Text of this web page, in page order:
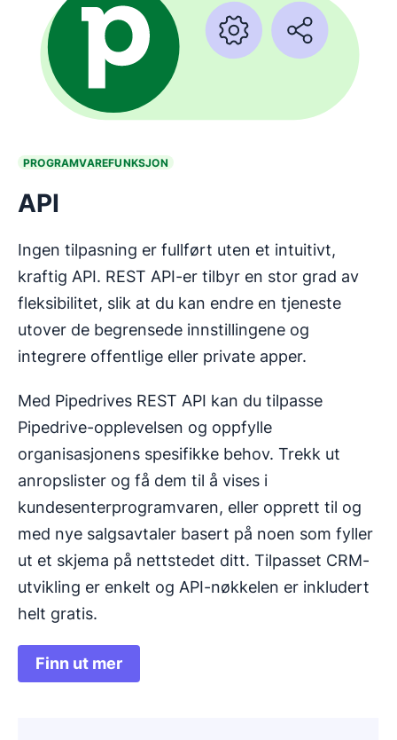
PROGRAMVAREFUNKSJON
API
Ingen tilpasning er fullført uten et intuitivt,
kraftig API. REST API-er tilbyr en stor grad av
fleksibilitet, slik at du kan endre en tjeneste
utover de begrensede innstillingene og
integrere offentlige eller private apper.
Med Pipedrives REST API kan du tilpasse
Pipedrive-opplevelsen og oppfylle
organisasjonens spesifikke behov. Trekk ut
anropslister og få dem til å vises i
kundesenterprogramvaren, eller opprett til og
med nye salgsavtaler basert på noen som fyller
ut et skjema på nettstedet ditt. Tilpasset CRM-
utvikling er enkelt og API-nøkkelen er inkludert
helt gratis.
Finn ut mer